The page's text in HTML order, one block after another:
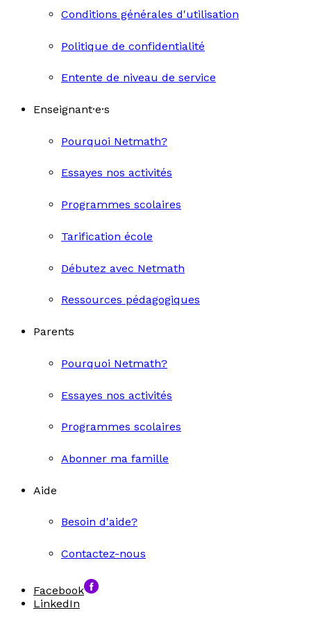
Conditions générales d'utilisation
Politique de confidentialité
Entente de niveau de service
Enseignant·e·s
Pourquoi Netmath?
Essayes nos activités
Programmes scolaires
Tarification école
Débutez avec Netmath
Ressources pédagogiques
Parents
Pourquoi Netmath?
Essayes nos activités
Programmes scolaires
Abonner ma famille
Aide
Besoin d'aide?
Contactez-nous
Facebook
LinkedIn